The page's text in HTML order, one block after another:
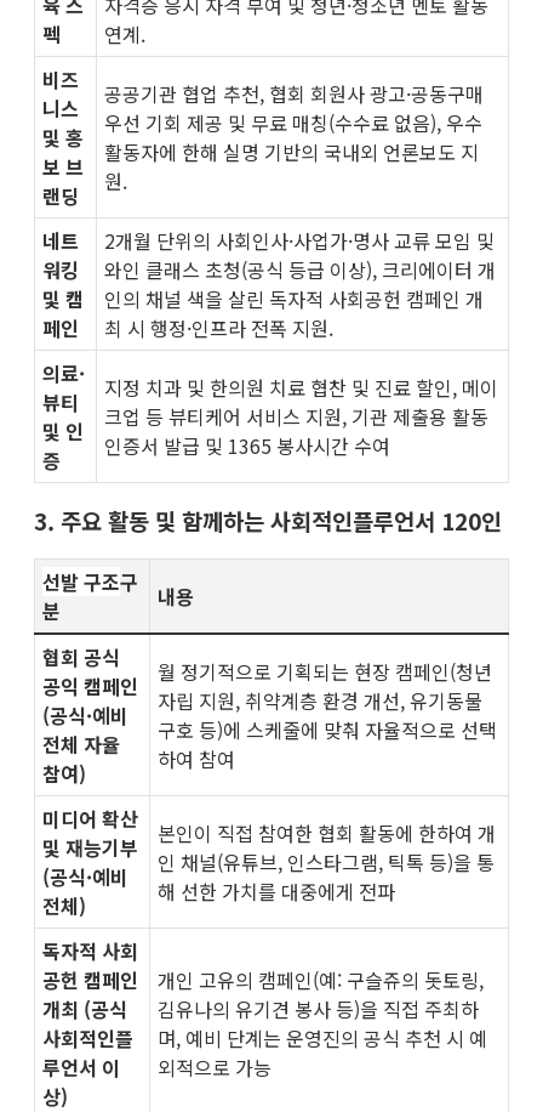
펙
연계.
비즈
니스
및 홍
보 브
랜딩
공공기관 협업 추천, 협회 회원사 광고·공동구매
우선 기회 제공 및 무료 매칭(수수료 없음), 우수
활동자에 한해 실명 기반의 국내외 언론보도 지
원.
네트
워킹
및 캠
페인
2개월 단위의 사회인사·사업가·명사 교류 모임 및
와인 클래스 초청(공식 등급 이상), 크리에이터 개
인의 채널 색을 살린 독자적 사회공헌 캠페인 개
최 시 행정·인프라 전폭 지원.
의료·
뷰티
및 인
증
지정 치과 및 한의원 치료 협찬 및 진료 할인, 메이
크업 등 뷰티케어 서비스 지원, 기관 제출용 활동
인증서 발급 및 1365 봉사시간 수여
3. 주요 활동 및 함께하는 사회적인플루언서 120인
선발 구조구
분
내용
협회 공식
공익 캠페인
(공식·예비
전체 자율
참여)
월 정기적으로 기획되는 현장 캠페인(청년
자립 지원, 취약계층 환경 개선, 유기동물
구호 등)에 스케줄에 맞춰 자율적으로 선택
하여 참여
미디어 확산
및 재능기부
(공식·예비
전체)
본인이 직접 참여한 협회 활동에 한하여 개
인 채널(유튜브, 인스타그램, 틱톡 등)을 통
해 선한 가치를 대중에게 전파
독자적 사회
공헌 캠페인
개최 (공식
사회적인플
루언서 이
상)
개인 고유의 캠페인(예: 구슬쥬의 돗토링,
김유나의 유기견 봉사 등)을 직접 주최하
며, 예비 단계는 운영진의 공식 추천 시 예
외적으로 가능